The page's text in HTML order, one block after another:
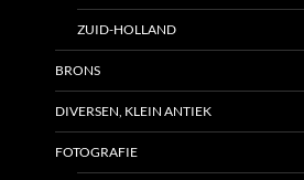
ZUID-HOLLAND
BRONS
DIVERSEN, KLEIN ANTIEK
FOTOGRAFIE